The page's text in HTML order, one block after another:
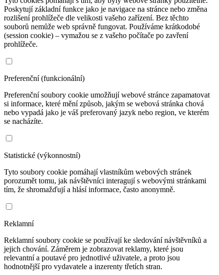
Poskytují základní funkce jako je navigace na stránce nebo změna
rozlišení prohlížeče dle velikosti vašeho zařízení. Bez těchto
souborů nemůže web správně fungovat. Používáme krátkodobé
(session cookie) – vymažou se z vašeho počítače po zavření
prohlížeče.
Preferenční (funkcionální)
Preferenční soubory cookie umožňují webové stránce zapamatovat
si informace, které mění způsob, jakým se webová stránka chová
nebo vypadá jako je váš preferovaný jazyk nebo region, ve kterém
se nacházíte.
Statistické (výkonnostní)
Tyto soubory cookie pomáhají vlastníkům webových stránek
porozumět tomu, jak návštěvníci interagují s webovými stránkami
tím, že shromažďují a hlásí informace, často anonymně.
Reklamní
Reklamní soubory cookie se používají ke sledování návštěvníků a
jejich chování. Záměrem je zobrazovat reklamy, které jsou
relevantní a poutavé pro jednotlivé uživatele, a proto jsou
hodnotnější pro vydavatele a inzerenty třetích stran.